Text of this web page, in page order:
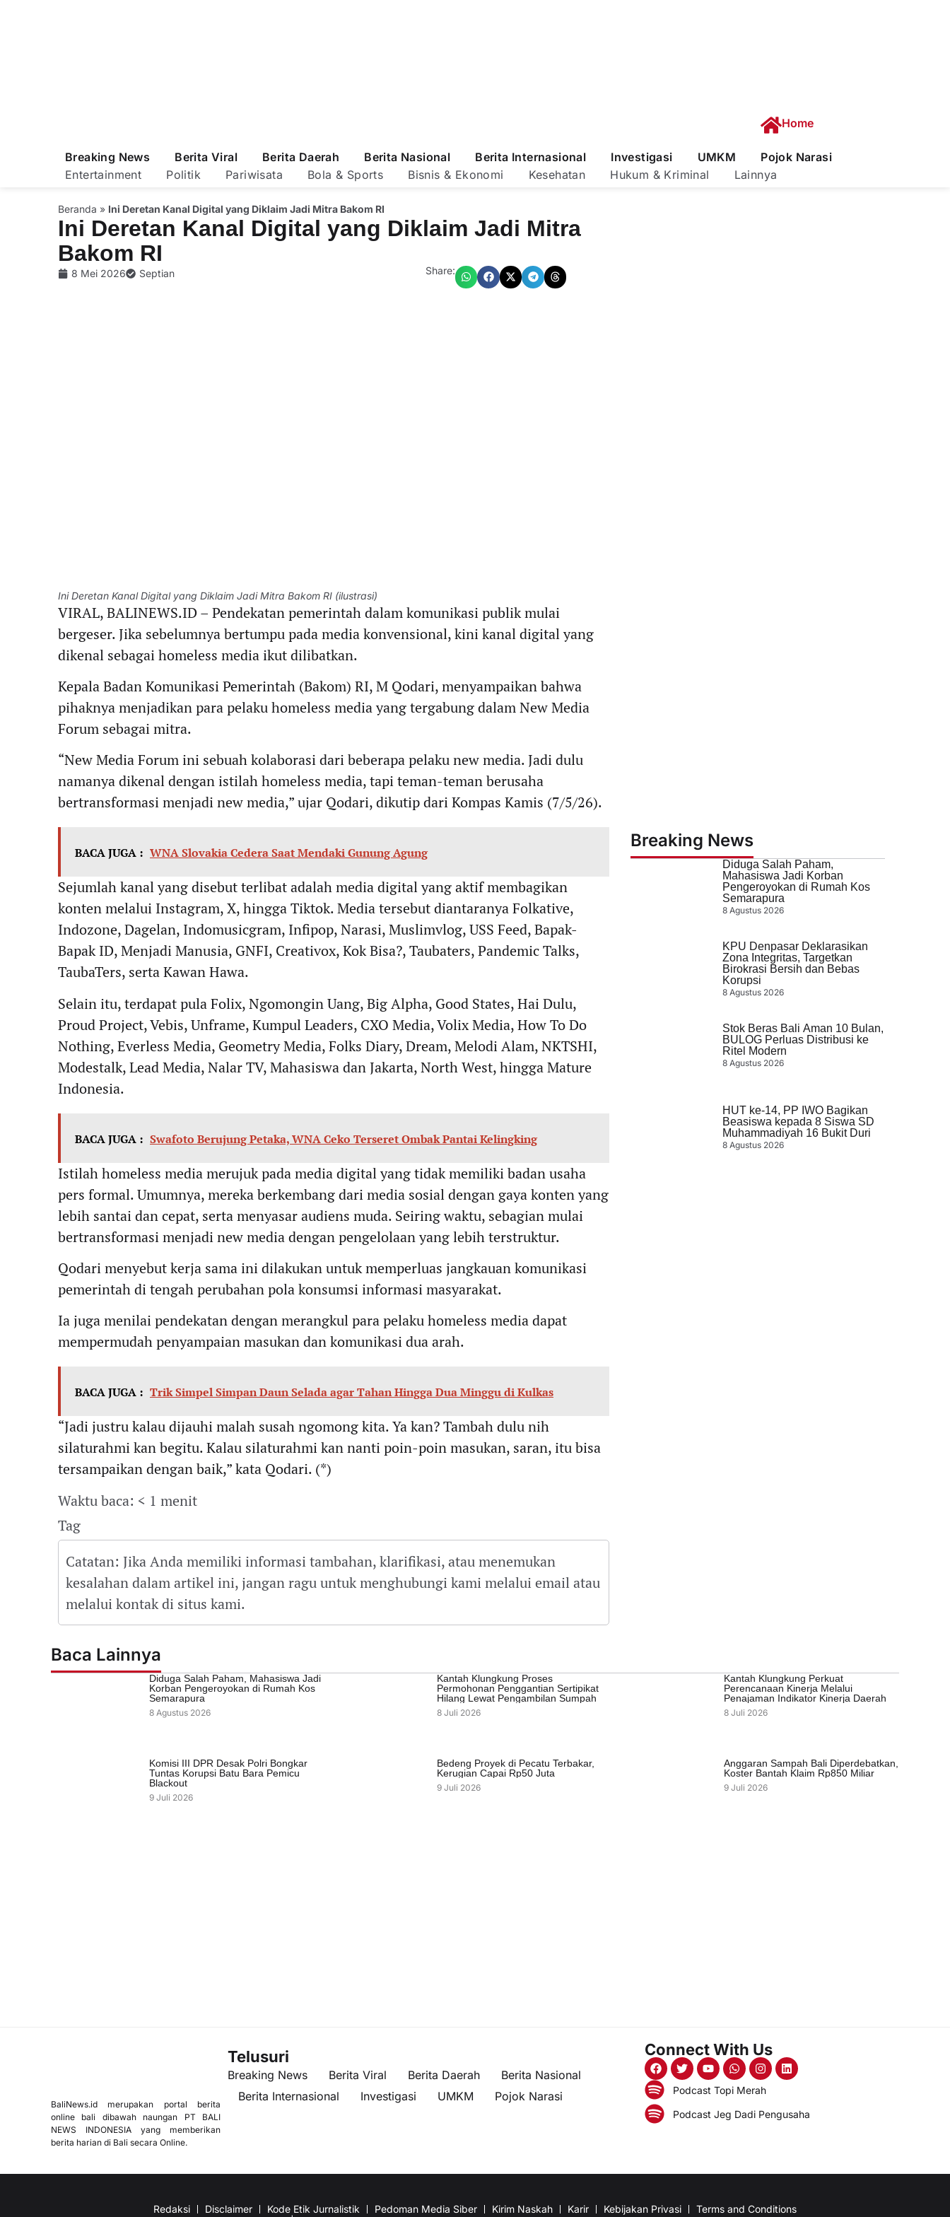
Home
Breaking News Berita Viral Berita Daerah Berita Nasional Berita Internasional Investigasi UMKM
Pojok Narasi
Entertainment
Politik Pariwisata Bola & Sports Bisnis & Ekonomi Kesehatan Hukum & Kriminal Lainnya
Beranda » Ini Deretan Kanal Digital yang Diklaim Jadi Mitra Bakom RI
Ini Deretan Kanal Digital yang Diklaim Jadi Mitra
Bakom RI
8 Mei 2026 Septian Share:
Ini Deretan Kanal Digital yang Diklaim Jadi Mitra Bakom RI (ilustrasi)
VIRAL, BALINEWS.ID – Pendekatan pemerintah dalam komunikasi publik mulai
bergeser. Jika sebelumnya bertumpu pada media konvensional, kini kanal digital yang
dikenal sebagai homeless media ikut dilibatkan.
Kepala Badan Komunikasi Pemerintah (Bakom) RI, M Qodari, menyampaikan bahwa
pihaknya menjadikan para pelaku homeless media yang tergabung dalam New Media
Forum sebagai mitra.
“New Media Forum ini sebuah kolaborasi dari beberapa pelaku new media. Jadi dulu
namanya dikenal dengan istilah homeless media, tapi teman-teman berusaha
bertransformasi menjadi new media,” ujar Qodari, dikutip dari Kompas Kamis (7/5/26).
BACA JUGA : WNA Slovakia Cedera Saat Mendaki Gunung Agung
Sejumlah kanal yang disebut terlibat adalah media digital yang aktif membagikan
konten melalui Instagram, X, hingga Tiktok. Media tersebut diantaranya Folkative,
Indozone, Dagelan, Indomusicgram, Infipop, Narasi, Muslimvlog, USS Feed, Bapak-
Bapak ID, Menjadi Manusia, GNFI, Creativox, Kok Bisa?, Taubaters, Pandemic Talks,
TaubaTers, serta Kawan Hawa.
Selain itu, terdapat pula Folix, Ngomongin Uang, Big Alpha, Good States, Hai Dulu,
Proud Project, Vebis, Unframe, Kumpul Leaders, CXO Media, Volix Media, How To Do
Nothing, Everless Media, Geometry Media, Folks Diary, Dream, Melodi Alam, NKTSHI,
Modestalk, Lead Media, Nalar TV, Mahasiswa dan Jakarta, North West, hingga Mature
Indonesia.
BACA JUGA : Swafoto Berujung Petaka, WNA Ceko Terseret Ombak Pantai Kelingking
Istilah homeless media merujuk pada media digital yang tidak memiliki badan usaha
pers formal. Umumnya, mereka berkembang dari media sosial dengan gaya konten yang
lebih santai dan cepat, serta menyasar audiens muda. Seiring waktu, sebagian mulai
bertransformasi menjadi new media dengan pengelolaan yang lebih terstruktur.
Qodari menyebut kerja sama ini dilakukan untuk memperluas jangkauan komunikasi
pemerintah di tengah perubahan pola konsumsi informasi masyarakat.
Ia juga menilai pendekatan dengan merangkul para pelaku homeless media dapat
mempermudah penyampaian masukan dan komunikasi dua arah.
BACA JUGA : Trik Simpel Simpan Daun Selada agar Tahan Hingga Dua Minggu di Kulkas
“Jadi justru kalau dijauhi malah susah ngomong kita. Ya kan? Tambah dulu nih
silaturahmi kan begitu. Kalau silaturahmi kan nanti poin-poin masukan, saran, itu bisa
tersampaikan dengan baik,” kata Qodari. (*)
Waktu baca: < 1 menit
Tag
Catatan: Jika Anda memiliki informasi tambahan, klarifikasi, atau menemukan
kesalahan dalam artikel ini, jangan ragu untuk menghubungi kami melalui email atau
melalui kontak di situs kami.
Breaking News
Diduga Salah Paham,
Mahasiswa Jadi Korban
Pengeroyokan di Rumah Kos
Semarapura
8 Agustus 2026
KPU Denpasar Deklarasikan
Zona Integritas, Targetkan
Birokrasi Bersih dan Bebas
Korupsi
8 Agustus 2026
Stok Beras Bali Aman 10 Bulan,
BULOG Perluas Distribusi ke
Ritel Modern
8 Agustus 2026
HUT ke-14, PP IWO Bagikan
Beasiswa kepada 8 Siswa SD
Muhammadiyah 16 Bukit Duri
8 Agustus 2026
Baca Lainnya
Diduga Salah Paham, Mahasiswa Jadi
Korban Pengeroyokan di Rumah Kos
Semarapura
8 Agustus 2026
Kantah Klungkung Proses
Permohonan Penggantian Sertipikat
Hilang Lewat Pengambilan Sumpah
8 Juli 2026
Kantah Klungkung Perkuat
Perencanaan Kinerja Melalui
Penajaman Indikator Kinerja Daerah
8 Juli 2026
Komisi III DPR Desak Polri Bongkar
Tuntas Korupsi Batu Bara Pemicu
Blackout
9 Juli 2026
Bedeng Proyek di Pecatu Terbakar,
Kerugian Capai Rp50 Juta
9 Juli 2026
Anggaran Sampah Bali Diperdebatkan,
Koster Bantah Klaim Rp850 Miliar
9 Juli 2026
BaliNews.id merupakan portal berita
online bali dibawah naungan PT BALI
NEWS INDONESIA yang memberikan
berita harian di Bali secara Online.
Telusuri
Breaking News Berita Viral Berita Daerah
Berita Nasional
Berita Internasional
Investigasi UMKM Pojok Narasi
Connect With Us
Podcast Topi Merah
Podcast Jeg Dadi Pengusaha
Redaksi Disclaimer Kode Etik Jurnalistik Pedoman Media Siber Kirim Naskah Karir Kebijakan Privasi
Terms and Conditions